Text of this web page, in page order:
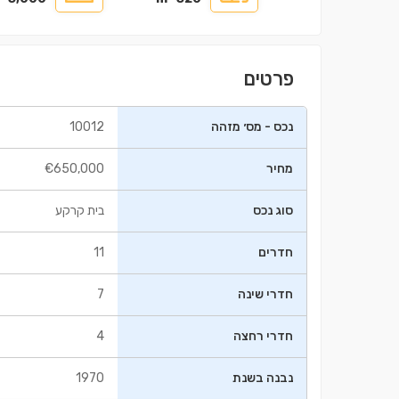
פרטים
נכס - מס׳ מזהה 10012
מחיר €650,000
סוג נכס בית קרקע
חדרים 11
חדרי שינה 7
חדרי רחצה 4
נבנה בשנת 1970
€235,000